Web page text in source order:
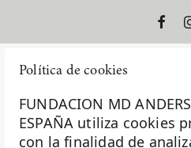
Política de cookies
FUNDACION MD
ESPAÑA utiliza cookies
con la finalidad de
La Fundación MD